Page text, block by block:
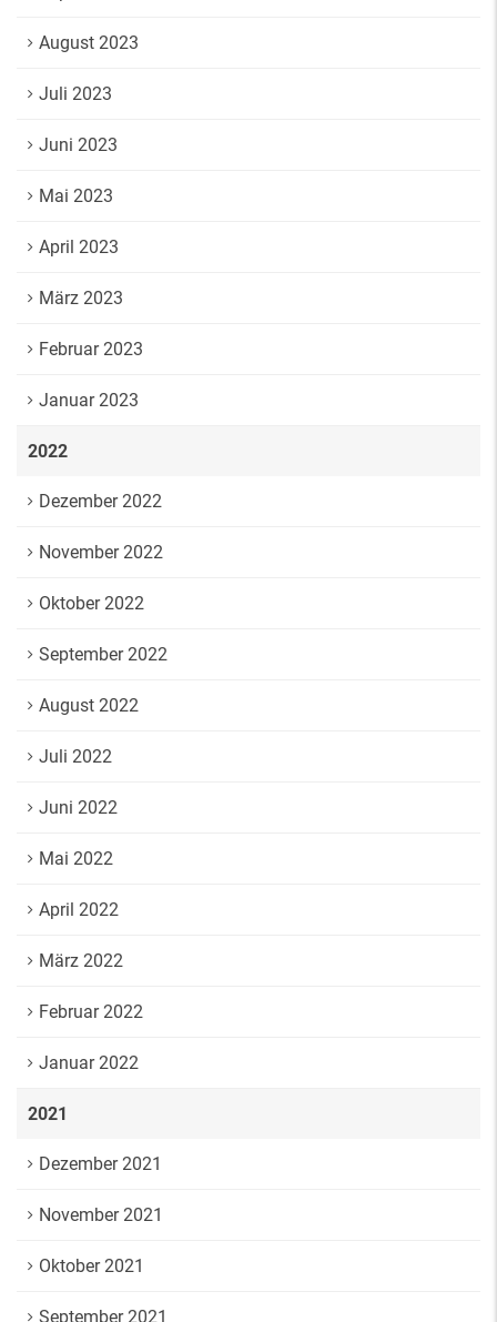
August 2023
Juli 2023
Juni 2023
Mai 2023
April 2023
März 2023
Februar 2023
Januar 2023
2022
Dezember 2022
November 2022
Oktober 2022
September 2022
August 2022
Juli 2022
Juni 2022
Mai 2022
April 2022
März 2022
Februar 2022
Januar 2022
2021
Dezember 2021
November 2021
Oktober 2021
September 2021